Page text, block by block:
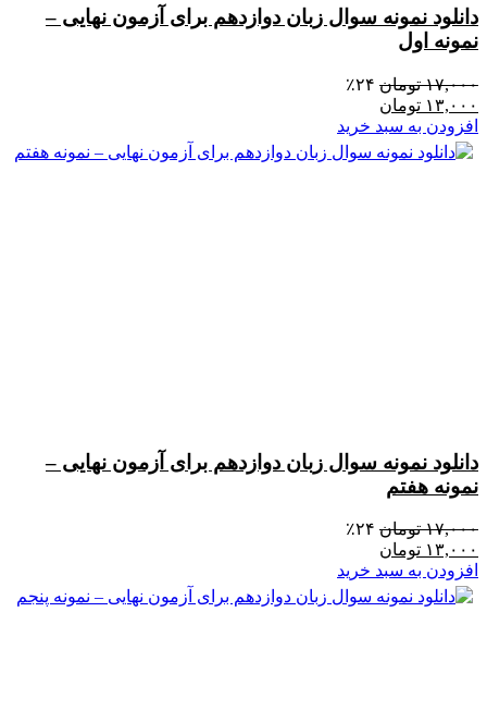
دانلود نمونه سوال زبان دوازدهم برای آزمون نهایی –
نمونه اول
۱۷,۰۰۰ تومان ۲۴٪
۱۳,۰۰۰ تومان
افزودن به سبد خرید
دانلود نمونه سوال زبان دوازدهم برای آزمون نهایی –
نمونه هفتم
۱۷,۰۰۰ تومان ۲۴٪
۱۳,۰۰۰ تومان
افزودن به سبد خرید